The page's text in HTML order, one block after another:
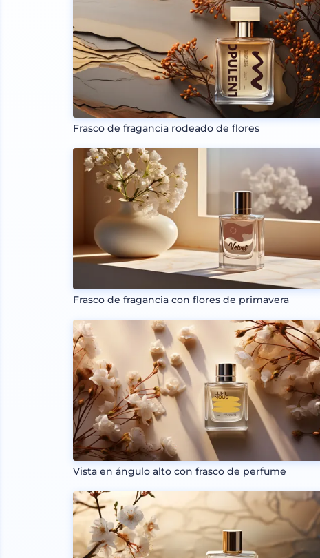
Frasco de fragancia rodeado de flores
Frasco de fragancia con flores de primavera
Vista en ángulo alto con frasco de perfume